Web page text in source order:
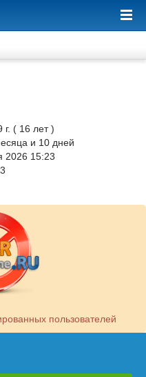
( 16 лет )
и 10 дней
2026 15:23
пользователей